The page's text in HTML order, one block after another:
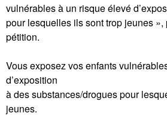
vulnérables à un risque élevé
pour lesquelles ils sont trop jeunes
pétition.
Vous exposez vos enfants
d’exposition
à des substances/drogues pour
jeunes.